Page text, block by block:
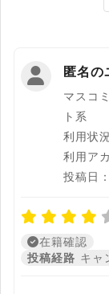
匿名の
マスコ
ト系
利用状
利用ア
投稿日
在籍確認
投稿経路 キャ